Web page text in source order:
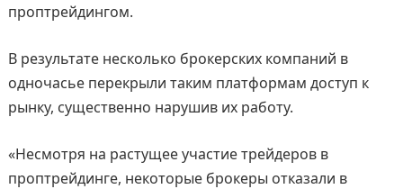
проптрейдингом.
В результате несколько брокерских компаний в
одночасье перекрыли таким платформам доступ к
рынку, существенно нарушив их работу.
«Несмотря на растущее участие трейдеров в
проптрейдинге, некоторые брокеры отказали в